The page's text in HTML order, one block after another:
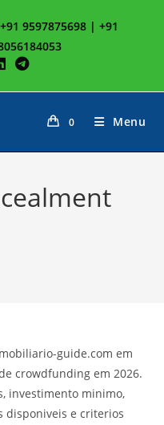
9597875698 | +91
0 Menu
guide.com em
crowdfunding em 2026.
investimento minimo,
disponiveis e criterios